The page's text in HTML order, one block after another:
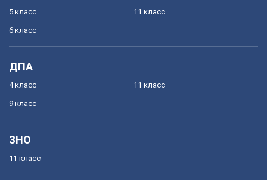
5 класс
6 класс
11 класс
ДПА
4 класс
9 класс
11 класс
ЗНО
11 класс